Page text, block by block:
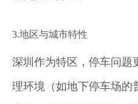
3.地区与城市特性
深圳作为特区，停车问题
理环境（如地下停车场的